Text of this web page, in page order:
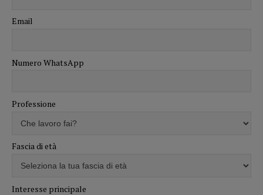
Email
Numero WhatsApp
Professione
Fascia di età
Interesse principale